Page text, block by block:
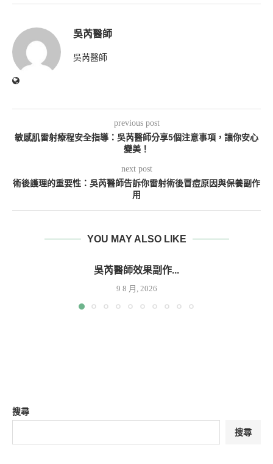
吳芮醫師
吳芮醫師
previous post
敏感肌雷射療程安全指導：吳芮醫師分享5個注意事項，讓你安心
變美！
next post
術後護理的重要性：吳芮醫師告訴你雷射術後冒痘原因與保養副作
用
YOU MAY ALSO LIKE
吳芮醫師效果副作...
9 8 月, 2026
搜尋
搜尋